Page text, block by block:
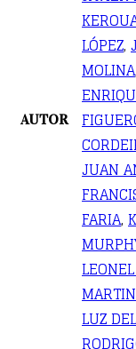
AUTOR
LÓPEZ,
MOLINA,
JUAN
FARIA,
LUZ